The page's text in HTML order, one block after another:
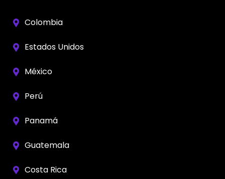
Colombia
Estados Unidos
México
Perú
Panamá
Guatemala
Costa Rica